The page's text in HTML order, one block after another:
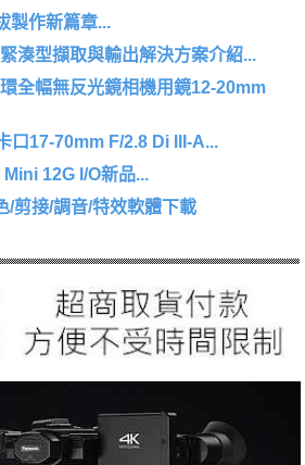
製作新篇章...
湊型擷取與輸出解決方案介紹...
全幅無反光鏡相機用鏡12-20mm
口17-70mm F/2.8 Di III-A...
12G I/O新品...
/剪接/調音/特效軟體下載